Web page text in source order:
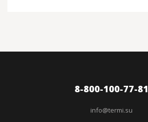
8-800-100-77-81
info@termi.su